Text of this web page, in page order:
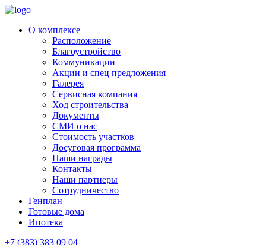
О комплексе
Расположение
Благоустройство
Коммуникации
Акции и спец предложения
Галерея
Сервисная компания
Ход строительства
Документы
СМИ о нас
Стоимость участков
Досуговая программа
Наши награды
Контакты
Наши партнеры
Сотрудничество
Генплан
Готовые дома
Ипотека
+7 (383) 383 09 04